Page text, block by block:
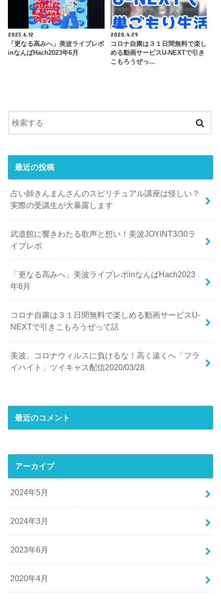
2023.6.12
「更なる高みへ」美波ライブレポ
inなんばHach2023年6月
2020.4.29
コロナ自粛は３１日間無料で楽し
める動画サービスU-NEXTで引き
こもろうぜっ…
最近の投稿
占い師きんまんさんのスピリチュアル講座は怪しい？
実際の受講生が大暴露します
武道館に響きわたる歌声と想い！美波JOYINT3/30ラ
イブレポ
「更なる高みへ」美波ライブレポinなんばHach2023
年6月
コロナ自粛は３１日間無料で楽しめる動画サービスU-
NEXTで引きこもろうぜって話
美波、コロナウィルスに負けるな！高く遠くへ「フラ
イハイト」ツイキャス配信2020/03/28
最近のコメント
アーカイブ
2024年5月
2024年3月
2023年6月
2020年4月